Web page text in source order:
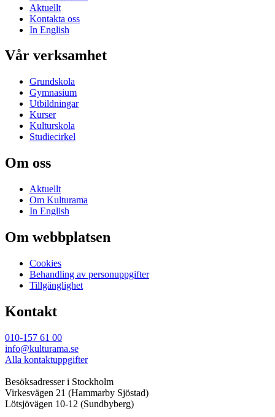
Aktuellt
Kontakta oss
In English
Vår verksamhet
Grundskola
Gymnasium
Utbildningar
Kurser
Kulturskola
Studiecirkel
Om oss
Aktuellt
Om Kulturama
In English
Om webbplatsen
Cookies
Behandling av personuppgifter
Tillgänglighet
Kontakt
010-157 61 00
info@kulturama.se
Alla kontaktuppgifter
Besöksadresser i Stockholm
Virkesvägen 21 (Hammarby Sjöstad)
Lötsjövägen 10-12 (Sundbyberg)